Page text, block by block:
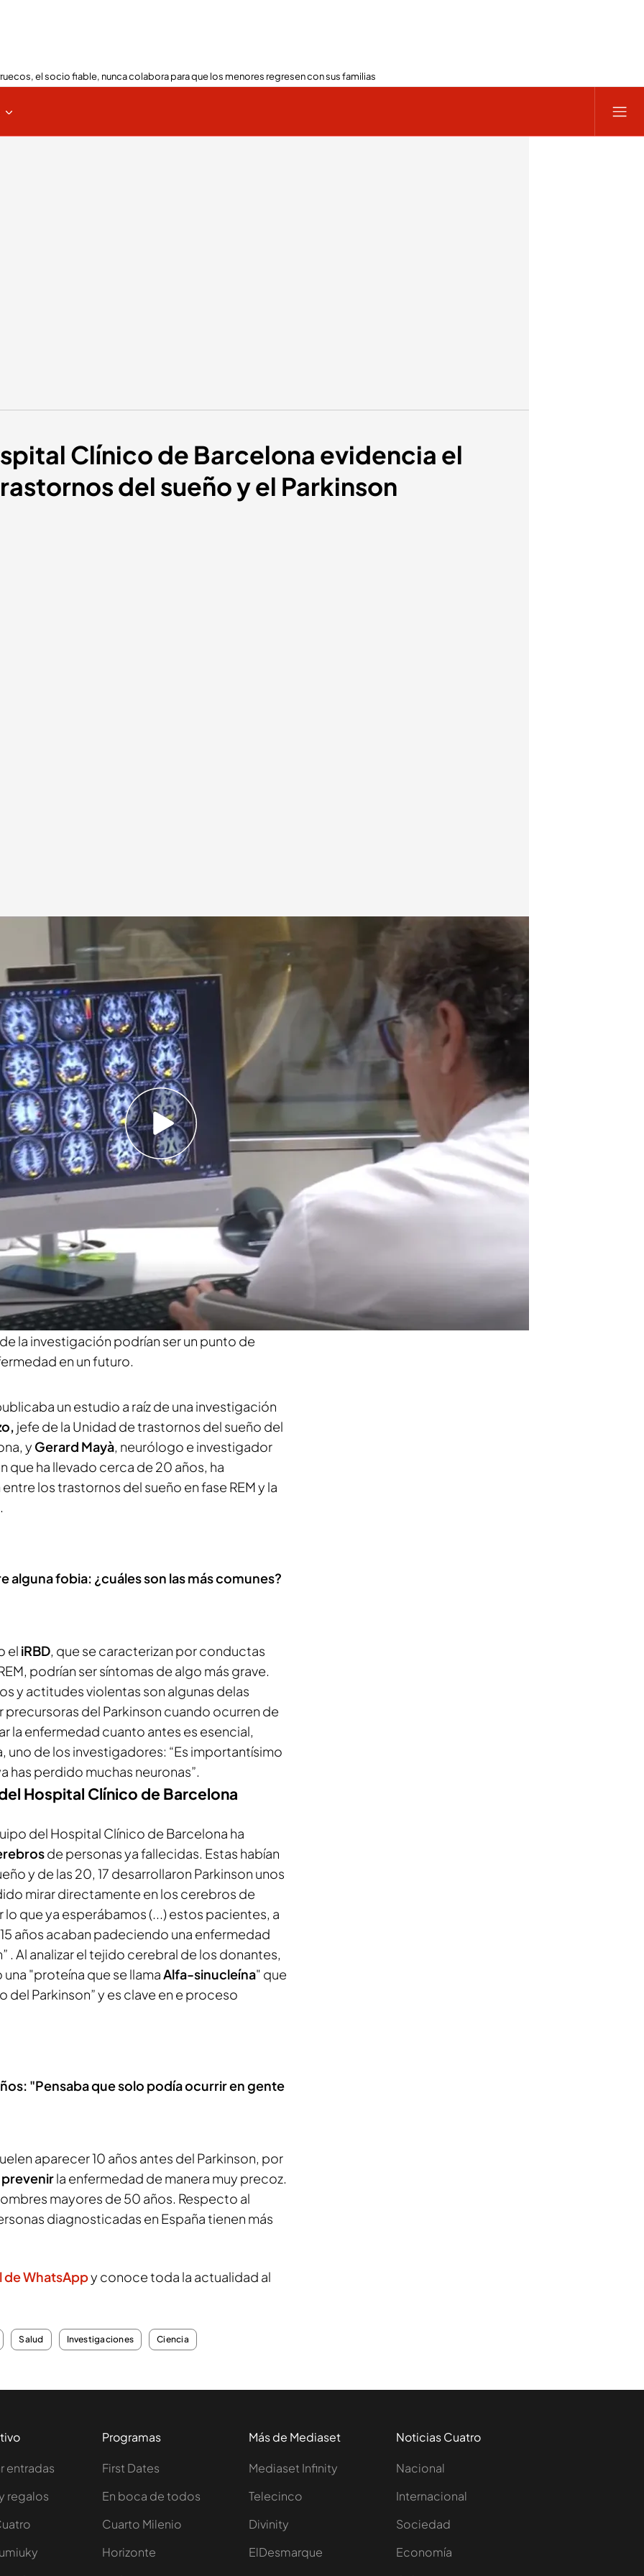
el socio fiable, nunca colabora para que los menores regresen con sus familias
Clínico de Barcelona evidencia el
del sueño y el Parkinson
que padecían trastornos del sueño, 17
es esencial: "Sino ya vas tarde, ya
¿cuáles son las diferencias entre estas
de Neurología, entre 120.000 y 150.000
Parkinson, una de las enfermedades
Un reciente estudio del Hospital
la relación entre el Parkinson y ciertos
informan Irene Fernándezy Pablo Moreno
la investigación podrían ser un punto de
en un futuro.
un estudio a raíz de una investigación
jefe de la Unidad de trastornos del sueño del
y Gerard Mayà, neurólogo e investigador
que ha llevado cerca de 20 años, ha
los trastornos del sueño en fase REM y la
alguna fobia: ¿cuáles son las más comunes?
el iRBD, que se caracterizan por conductas
podrían ser síntomas de algo más grave.
y actitudes violentas son algunas delas
del Parkinson cuando ocurren de
la enfermedad cuanto antes es esencial,
uno de los investigadores: “Es importantísimo
has perdido muchas neuronas”.
Hospital Clínico de Barcelona
del Hospital Clínico de Barcelona ha
de personas ya fallecidas. Estas habían
y de las 20, 17 desarrollaron Parkinson unos
mirar directamente en los cerebros de
que ya esperábamos (...) estos pacientes, a
años acaban padeciendo una enfermedad
. Al analizar el tejido cerebral de los donantes,
"proteína que se llamaAlfa-sinucleína" que
del Parkinson” y es clave en e proceso
"Pensaba que solo podía ocurrir en gente
aparecer 10 años antes del Parkinson, por
prevenirla enfermedad de manera muy precoz.
mayores de 50 años. Respecto al
diagnosticadas en España tienen más
de WhatsAppy conoce toda la actualidad al
Salud Investigaciones Ciencia
entradas
regalos
Programas
First Dates
En boca de todos
Cuarto Milenio
Horizonte
Más de Mediaset
Mediaset Infinity
Telecinco
Divinity
ElDesmarque
Noticias Cuatro
Nacional
Internacional
Sociedad
Economía